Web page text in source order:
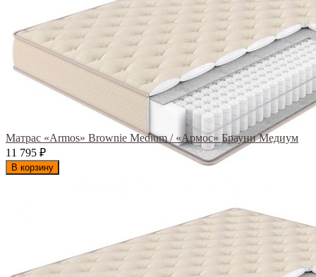
Матрас «Armos» Brownie Medium / «Армос» Брауни Медиум
11 795 ₽
В корзину